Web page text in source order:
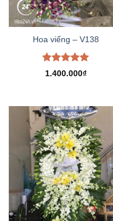
Hoa viếng – V138
Được xếp
1.400.000₫